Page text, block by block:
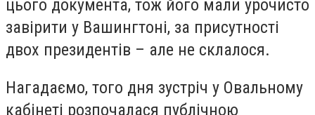
цього документа, тож його мали урочисто
завірити у Вашингтоні, за присутності
двох президентів – але не склалося.
Нагадаємо, того дня зустріч у Овальному
кабінеті розпочалася публічною